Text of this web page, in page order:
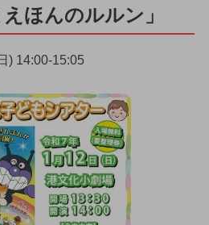
ほんのルルン」
) 14:00-15:05